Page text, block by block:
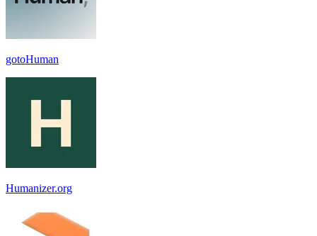
gotoHuman
Humanizer.org